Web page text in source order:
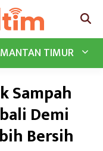
TIMUR
Sampah
Demi
Bersih